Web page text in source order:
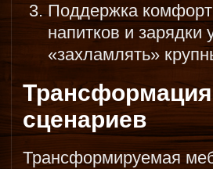
Поддержка
напитков и зарядки
«захламлять»
сценариев
Трансформируемая